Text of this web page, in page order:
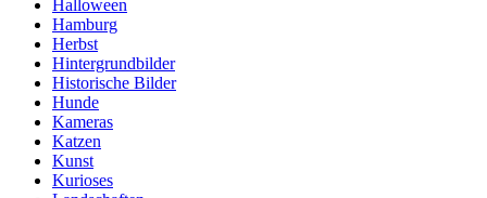
Halloween
Hamburg
Herbst
Hintergrundbilder
Historische Bilder
Hunde
Kameras
Katzen
Kunst
Kurioses